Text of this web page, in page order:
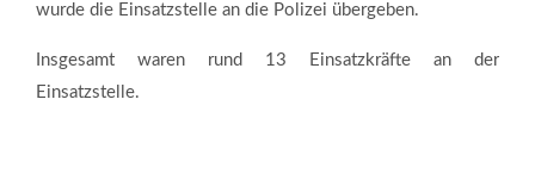
wurde die Einsatzstelle an die Polizei übergeben.
Insgesamt waren rund 13 Einsatzkräfte an der
Einsatzstelle.